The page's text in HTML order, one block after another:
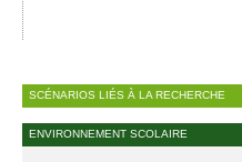
SCÉNARIOS LIÉS À LA RECHERCHE
ENVIRONNEMENT SCOLAIRE